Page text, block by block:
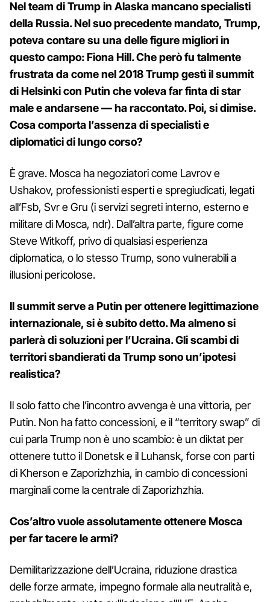
Nel team di Trump in Alaska mancano specialisti
della Russia. Nel suo precedente mandato, Trump,
poteva contare su una delle figure migliori in
questo campo: Fiona Hill. Che però fu talmente
frustrata da come nel 2018 Trump gestì il summit
di Helsinki con Putin che voleva far finta di star
male e andarsene — ha raccontato. Poi, si dimise.
Cosa comporta l’assenza di specialisti e
diplomatici di lungo corso?
È grave. Mosca ha negoziatori come Lavrov e
Ushakov, professionisti esperti e spregiudicati, legati
all’Fsb, Svr e Gru (i servizi segreti interno, esterno e
militare di Mosca, ndr). Dall’altra parte, figure come
Steve Witkoff, privo di qualsiasi esperienza
diplomatica, o lo stesso Trump, sono vulnerabili a
illusioni pericolose.
Il summit serve a Putin per ottenere legittimazione
internazionale, si è subito detto. Ma almeno si
parlerà di soluzioni per l’Ucraina. Gli scambi di
territori sbandierati da Trump sono un’ipotesi
realistica?
Il solo fatto che l’incontro avvenga è una vittoria, per
Putin. Non ha fatto concessioni, e il “territory swap” di
cui parla Trump non è uno scambio: è un diktat per
ottenere tutto il Donetsk e il Luhansk, forse con parti
di Kherson e Zaporizhzhia, in cambio di concessioni
marginali come la centrale di Zaporizhzhia.
Cos’altro vuole assolutamente ottenere Mosca
per far tacere le armi?
Demilitarizzazione dell’Ucraina, riduzione drastica
delle forze armate, impegno formale alla neutralità e,